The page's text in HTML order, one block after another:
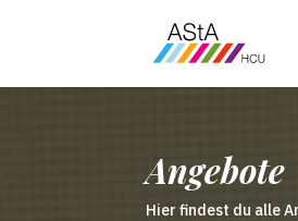
Angebote
Hier findest du alle